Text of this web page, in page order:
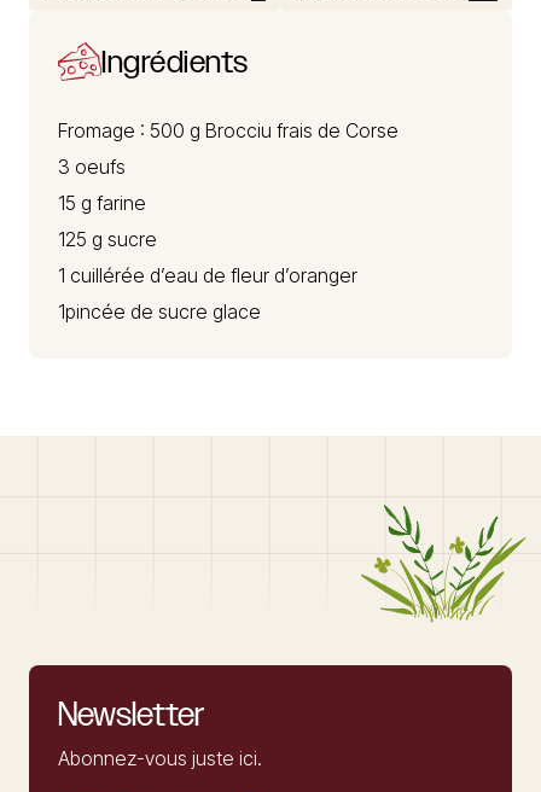
Ingrédients
Fromage : 500 g Brocciu frais de Corse
3 oeufs
15 g farine
125 g sucre
1 cuillérée d’eau de fleur d’oranger
1pincée de sucre glace
Newsletter
Abonnez-vous juste ici.